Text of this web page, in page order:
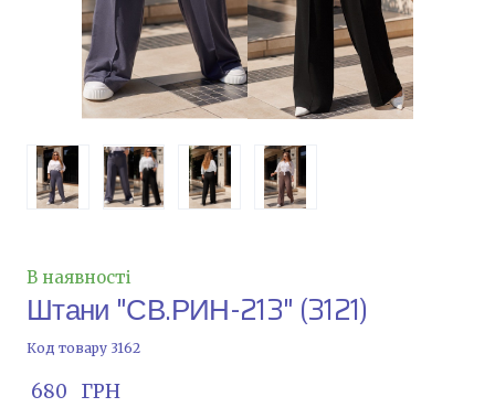
В наявності
Штани "СВ.РИН-213" (3121)
Код товару 3162
680   ГРН